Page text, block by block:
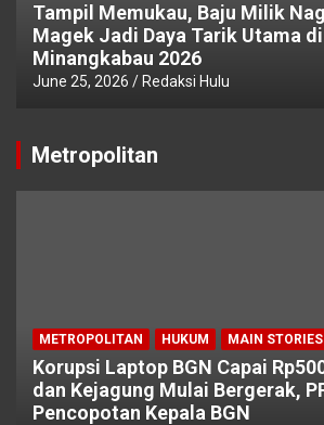
Tampil Memukau, Baju Milik
Magek Jadi Daya Tarik Utama di
Minangkabau 2026
June 25, 2026 Redaksi Hulu
Metropolitan
METROPOLITAN HUKUM MAIN STORIES
Korupsi Laptop BGN Capai
dan Kejagung Mulai Bergerak,
Pencopotan Kepala BGN